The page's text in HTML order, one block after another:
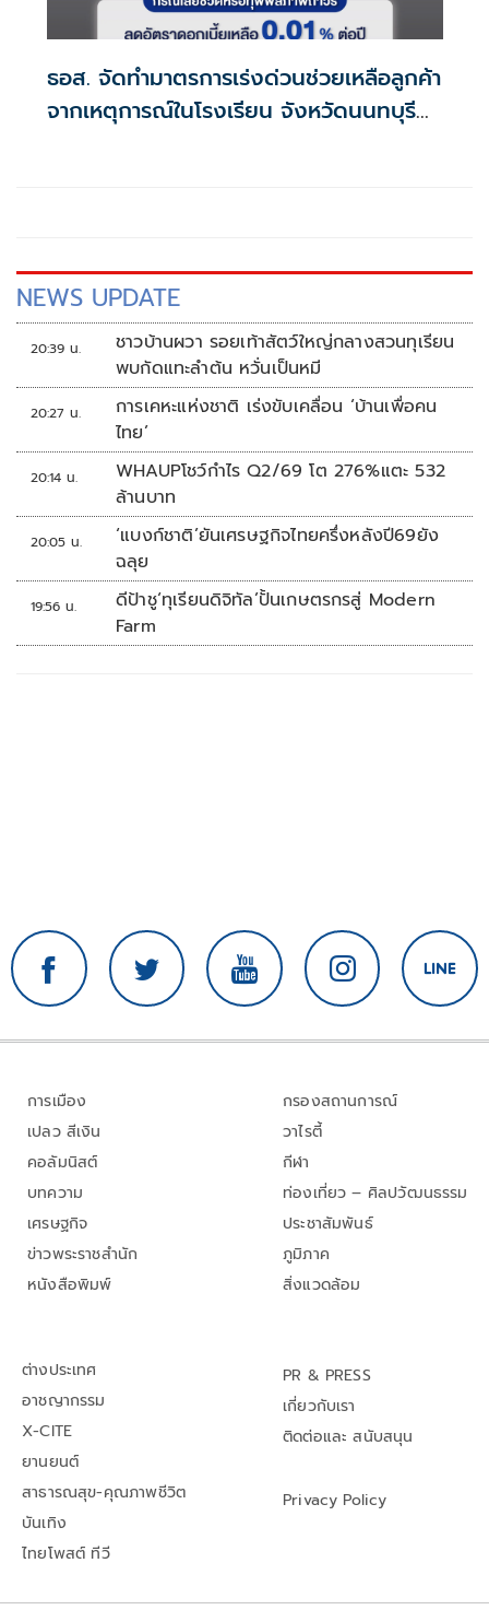
ธอส. จัดทำมาตรการเร่งด่วนช่วยเหลือลูกค้า
จากเหตุการณ์ในโรงเรียน จังหวัดนนทบุรี
NEWS UPDATE
20:39 น.
ชาวบ้านผวา รอยเท้าสัตว์ใหญ่กลางสวนทุเรียน
พบกัดแทะลำต้น หวั่นเป็นหมี
20:27 น.
การเคหะแห่งชาติ เร่งขับเคลื่อน ‘บ้านเพื่อคน
ไทย’
20:14 น.
WHAUPโชว์กำไร Q2/69 โต 276%แตะ 532
ล้านบาท
20:05 น.
‘แบงก์ชาติ’ยันเศรษฐกิจไทยครึ่งหลังปี69ยัง
ฉลุย
19:56 น.
ดีป้าชู‘ทุเรียนดิจิทัล’ปั้นเกษตรกรสู่ Modern
Farm
การเมือง
เปลว สีเงิน
คอลัมนิสต์
บทความ
เศรษฐกิจ
ข่าวพระราชสำนัก
หนังสือพิมพ์
กรองสถานการณ์
วาไรตี้
กีฬา
ท่องเที่ยว – ศิลปวัฒนธรรม
ประชาสัมพันธ์
ภูมิภาค
สิ่งแวดล้อม
ต่างประเทศ
อาชญากรรม
X-CITE
ยานยนต์
สาธารณสุข-คุณภาพชีวิต
บันเทิง
ไทยโพสต์ ทีวี
PR & PRESS
เกี่ยวกับเรา
ติดต่อและ สนับสนุน
Privacy Policy